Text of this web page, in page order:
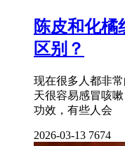
陈皮和化橘
区别？
现在很多人都非
天很容易感冒咳
功效，有些人会
2026-03-13 7674